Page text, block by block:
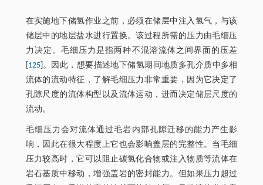
在实施地下储氢作业之前，必须在储层中注入氢气，与该
储层中的地层盐水进行置换。该过程所需的压力由毛细压
力决定。毛细压力是指两种不混溶流体之间界面的压差
125]。因此，想要描述地下储氢期间地质多孔介质中多相
流体的流动特征，了解毛细压力非常重要，因为它决定了
孔隙尺度的流体构型以及流体运动，进而决定储层尺度的
流动。
毛细压力会对流体通过毛岩内部孔隙迁移的能力产生影
响，因此在很大程度上它也会影响盖层的完整性。当毛细
压力较高时，它可以阻止碳氢化合物或注入物质等流体在
岩石基质中移动，增强盖岩的密封能力。但如果压力超过